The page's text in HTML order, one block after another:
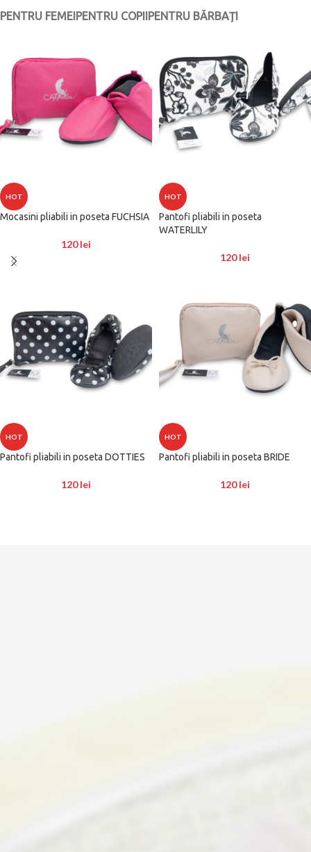
PENTRU FEMEIPENTRU COPIIPENTRU BĂRBAȚI
HOT
Mocasini pliabili in poseta FUCHSIA
120lei
HOT
Pantofi pliabili in poseta
WATERLILY
120lei
HOT
Pantofi pliabili in poseta DOTTIES
120lei
HOT
Pantofi pliabili in poseta BRIDE
120lei